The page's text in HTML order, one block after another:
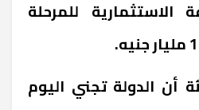
للمرحلة
أن الدولة تجني اليوم